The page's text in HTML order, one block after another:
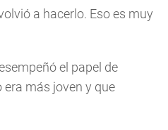
a hacerlo. Eso es muy
el papel de
más joven y que